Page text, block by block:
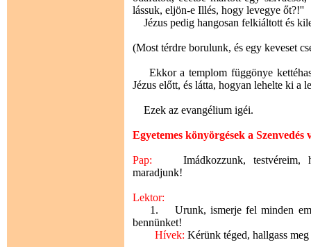
lássuk, eljön-e Illés, hogy levegye őt?!''
Jézus pedig hangosan felkiáltott és
(Most térdre borulunk, és egy keveset
Ekkor a templom függönye
Jézus előtt, és látta, hogyan lehelte ki a
Ezek az evangélium igéi.
Egyetemes könyörgések a
Pap:
Imádkozzunk, testvéreim,
maradjunk!
Lektor:
1. Urunk, ismerje fel minden
bennünket!
Hívek:Kérünk téged, hallgass